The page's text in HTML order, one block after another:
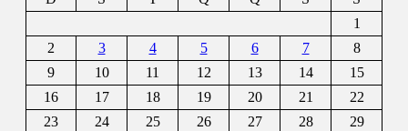
1
2
3 4 5 6 7
8
9
10 11 12 13 14
15
16
17 18 19 20 21
22
23
24 25 26 27 28
29